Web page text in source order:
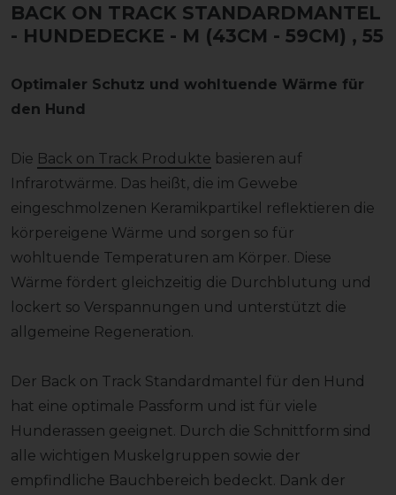
BACK ON TRACK STANDARDMANTEL
- HUNDEDECKE - M (43CM - 59CM) , 55
Optimaler Schutz und wohltuende Wärme für
den Hund
Die Back on Track Produkte basieren auf
Infrarotwärme. Das heißt, die im Gewebe
eingeschmolzenen Keramikpartikel reflektieren die
körpereigene Wärme und sorgen so für
wohltuende Temperaturen am Körper. Diese
Wärme fördert gleichzeitig die Durchblutung und
lockert so Verspannungen und unterstützt die
allgemeine Regeneration.
Der Back on Track Standardmantel für den Hund
hat eine optimale Passform und ist für viele
Hunderassen geeignet. Durch die Schnittform sind
alle wichtigen Muskelgruppen sowie der
empfindliche Bauchbereich bedeckt. Dank der